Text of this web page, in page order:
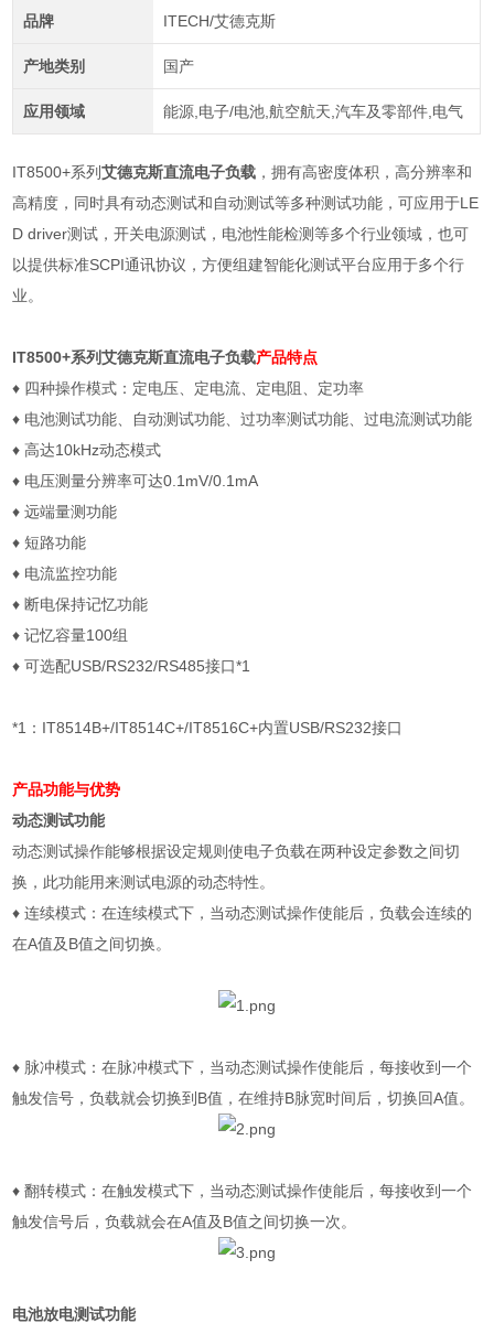
品牌 ITECH/艾德克斯
产地类别 国产
应用领域 能源,电子/电池,航空航天,汽车及零部件,电气
IT8500+系列艾德克斯直流电子负载 ，拥有高密度体积，高分辨率和
高精度，同时具有动态测试和自动测试等多种测试功能，可应用于LE
D driver测试，开关电源测试，电池性能检测等多个行业领域，也可
以提供标准SCPI通讯协议，方便组建智能化测试平台应用于多个行
业。
IT8500+系列艾德克斯直流电子负载产品特点
♦ 四种操作模式：定电压、定电流、定电阻、定功率
♦ 电池测试功能、自动测试功能、过功率测试功能、过电流测试功能
♦ 高达10kHz动态模式
♦ 电压测量分辨率可达0.1mV/0.1mA
♦ 远端量测功能
♦ 短路功能
♦ 电流监控功能
♦ 断电保持记忆功能
♦ 记忆容量100组
♦ 可选配USB/RS232/RS485接口*1
*1 ： IT8514B+/IT8514C+/IT8516C+内置USB/RS232接口
产品功能与优势
动态测试功能
动态测试操作能够根据设定规则使电子负载在两种设定参数之间切
换，此功能用来测试电源的动态特性。
♦ 连续模式：在连续模式下，当动态测试操作使能后，负载会连续的
在A值及B值之间切换。
♦ 脉冲模式：在脉冲模式下，当动态测试操作使能后，每接收到一个
触发信号，负载就会切换到 B值，在维持B脉宽时间后，切换回A值。
♦ 翻转模式：在触发模式下，当动态测试操作使能后，每接收到一个
触发信号后，负载就会在A值及B值之间切换一次。
电池放电测试功能